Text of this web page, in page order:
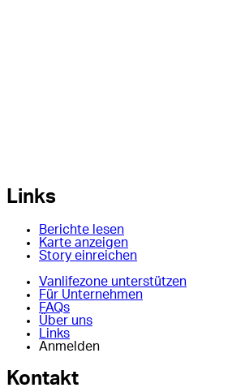
Links
Berichte lesen
Karte anzeigen
Story einreichen
Vanlifezone unterstützen
Für Unternehmen
FAQs
Über uns
Links
Anmelden
Kontakt